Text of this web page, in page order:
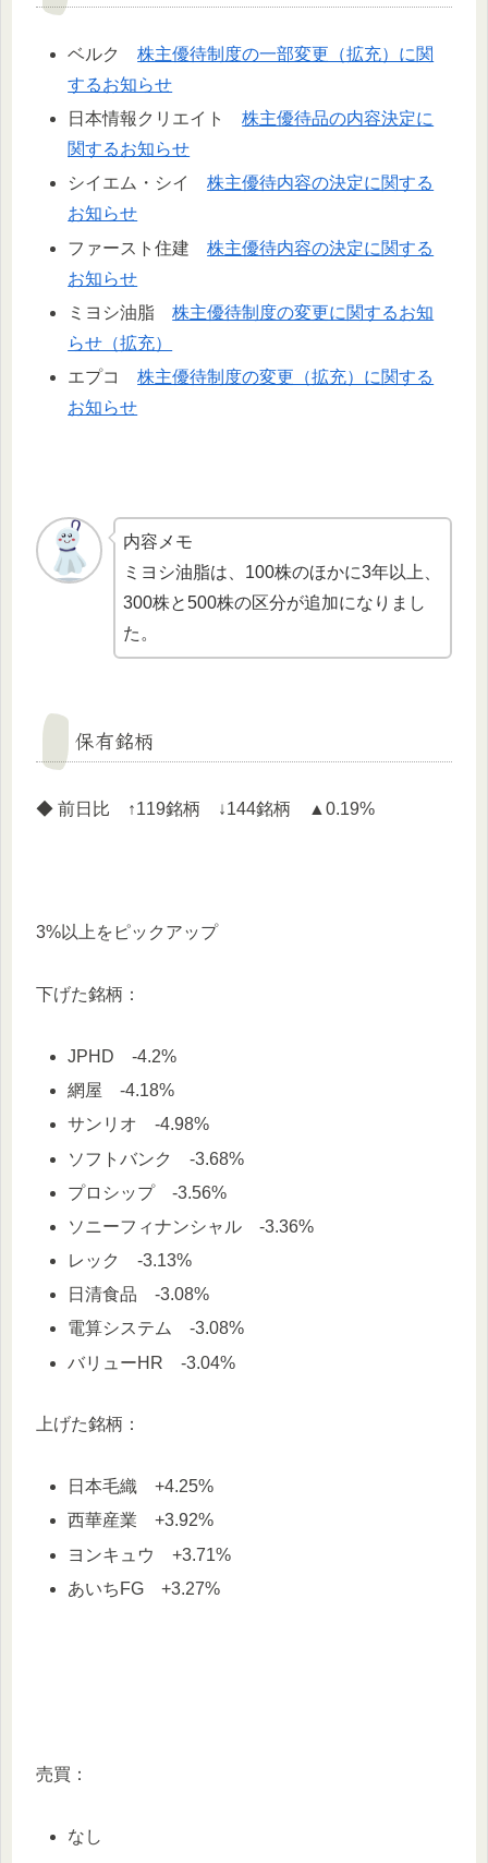
ベルク株主優待制度の一部変更（拡充）に関
するお知らせ
日本情報クリエイト株主優待品の内容決定に
関するお知らせ
シイエム・シイ株主優待内容の決定に関する
お知らせ
ファースト住建株主優待内容の決定に関する
お知らせ
ミヨシ油脂株主優待制度の変更に関するお知
らせ（拡充）
エプコ株主優待制度の変更（拡充）に関する
お知らせ
内容メモ
ミヨシ油脂は、100株のほかに3年以上、
300株と500株の区分が追加になりまし
た。
保有銘柄
◆ 前日比 ↑119銘柄 ↓144銘柄 ▲0.19%
3%以上をピックアップ
下げた銘柄：
JPHD -4.2%
網屋 -4.18%
サンリオ -4.98%
ソフトバンク -3.68%
プロシップ -3.56%
ソニーフィナンシャル -3.36%
レック -3.13%
日清食品 -3.08%
電算システム -3.08%
バリューHR -3.04%
上げた銘柄：
日本毛織 +4.25%
西華産業 +3.92%
ヨンキュウ +3.71%
あいちFG +3.27%
売買：
なし